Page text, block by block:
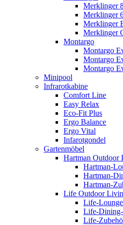
Merklinger
Merklinger
Merklinger
Merklinger
Montargo
Montargo
Montargo
Montargo
Minipool
Infrarotkabine
Comfort Line
Easy Relax
Eco-Fit Plus
Ergo Balance
Ergo Vital
Infarotgondel
Gartenmöbel
Hartman Outdoor
Hartman-
Hartman-
Hartman-
Life Outdoor
Life-
Life-Dining-
Life-